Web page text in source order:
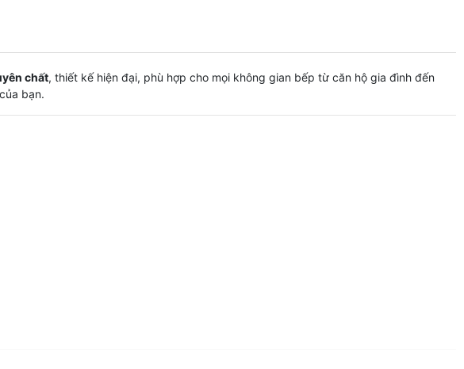
chất, thiết kế hiện đại, phù hợp cho mọi không gian bếp từ căn hộ gia đình đến
bạn.